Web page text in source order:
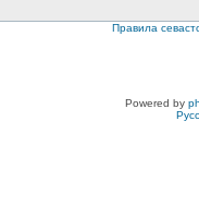
Правила
Powered by